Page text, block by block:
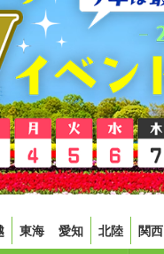
東海 愛知 北陸 関西